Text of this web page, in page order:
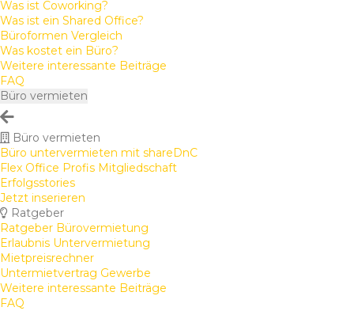
Was ist Coworking?
Was ist ein Shared Office?
Büroformen Vergleich
Was kostet ein Büro?
Weitere interessante Beiträge
FAQ
Büro vermieten
Büro vermieten
Büro untervermieten mit shareDnC
Flex Office Profis Mitgliedschaft
Erfolgsstories
Jetzt inserieren
Ratgeber
Ratgeber Bürovermietung
Erlaubnis Untervermietung
Mietpreisrechner
Untermietvertrag Gewerbe
Weitere interessante Beiträge
FAQ